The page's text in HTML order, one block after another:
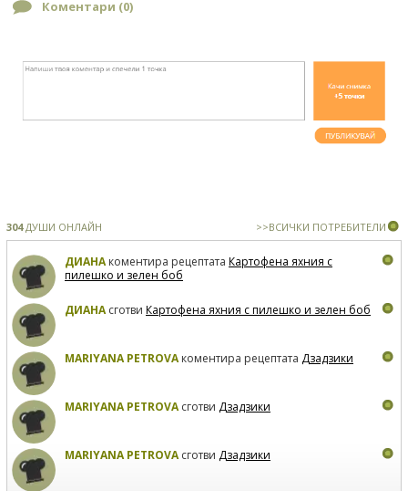
Коментари (0)
304ДУШИ ОНЛАЙН >>ВСИЧКИ ПОТРЕБИТЕЛИ
ДИАНАкоментира рецептата Картофена яхния с
пилешко и зелен боб
ДИАНАсготви Картофена яхния с пилешко и зелен боб
MARIYANA PETROVAкоментира рецептата Дзадзики
MARIYANA PETROVAсготви Дзадзики
MARIYANA PETROVAсготви Дзадзики